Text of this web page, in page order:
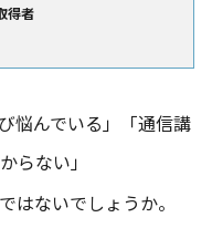
得者
悩んでいる」「通信講
らない」
はないでしょうか。